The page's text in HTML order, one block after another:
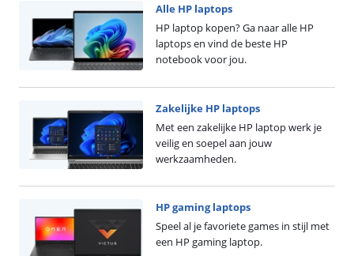
Alle HP laptops
HP laptop kopen? Ga naar alle HP
laptops en vind de beste HP
notebook voor jou.
Zakelijke HP laptops
Met een zakelijke HP laptop werk je
veilig en soepel aan jouw
werkzaamheden.
HP gaming laptops
Speel al je favoriete games in stijl met
een HP gaming laptop.